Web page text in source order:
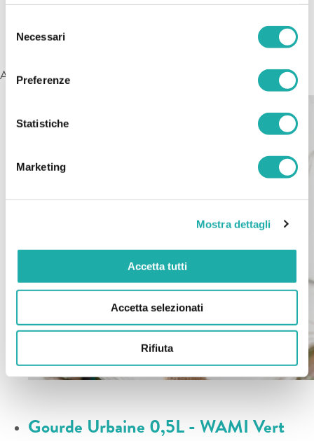
delNecessari
Preferenze
Statistiche
Marketing
Mostra dettagli
Accetta tutti
Accetta selezionati
Rifiuta
Affichage de 2 produits sur 2
Gourde Urbaine 0,5L - WAMI Vert